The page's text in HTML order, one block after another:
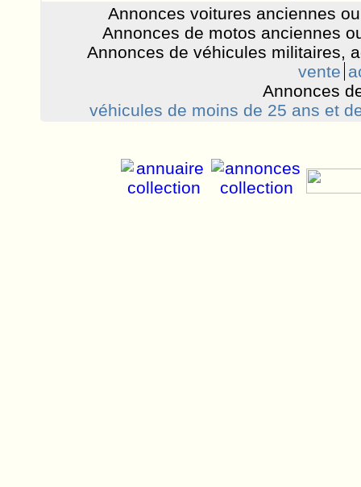
Annonces voitures anciennes
Annonces de motos anciennes
Annonces de véhicules militaires,
vente
Annonces
véhicules de moins de 25 ans et